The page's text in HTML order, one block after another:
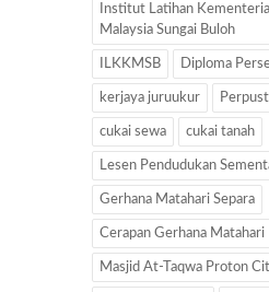
Institut Latihan
Malaysia Sungai Buloh
ILKKMSB Diploma
kerjaya juruukur
cukai sewa cukai tanah
Lesen Pendudukan
Gerhana Matahari Separa
Cerapan Gerhana Matahari
Masjid At-Taqwa Proton